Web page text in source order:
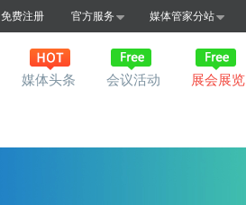
免费注册 官方服务 媒体管家分站
媒体头条 会议活动 展会展览